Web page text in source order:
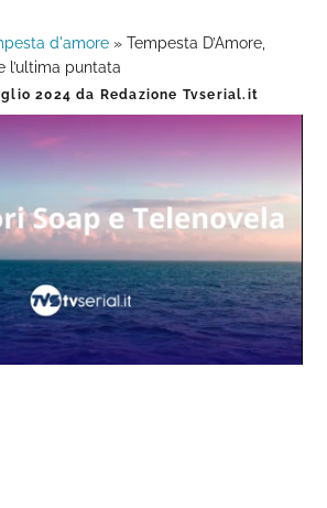
d'amore »Tempesta D’Amore,
l’ultima puntata
2024 da Redazione Tvserial.it
0%